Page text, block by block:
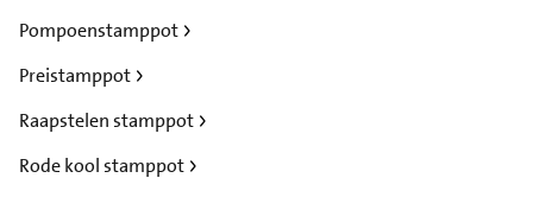
Pompoenstamppot
Preistamppot
Raapstelen stamppot
Rode kool stamppot